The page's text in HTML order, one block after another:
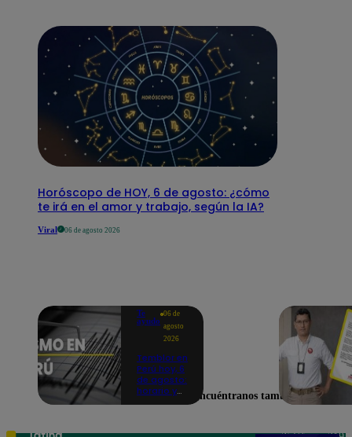
Horóscopo de HOY, 6 de agosto: ¿cómo
te irá en el amor y trabajo, según la IA?
Viral 06 de agosto 2026
Te
ayudo
06 de
agosto
2026
Temblor en
Perú hoy, 6
de agosto:
horario y
Encuéntranos también en